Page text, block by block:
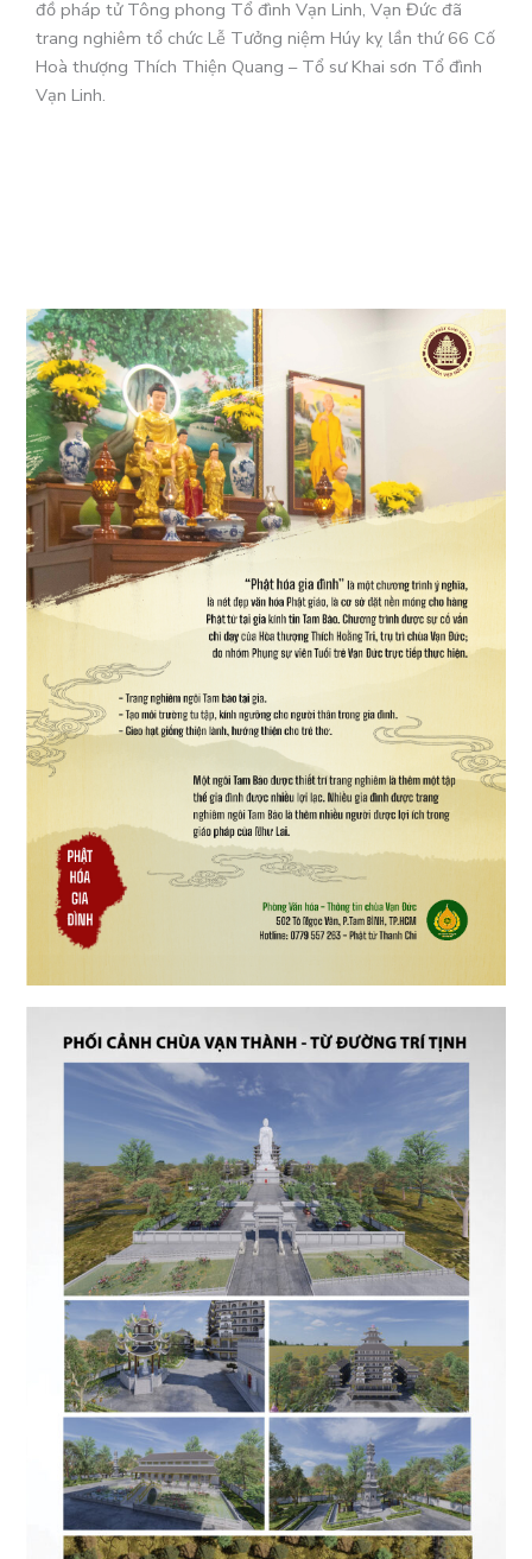
đồ pháp tử Tông phong Tổ đình Vạn Linh, Vạn Đức đã
trang nghiêm tổ chức Lễ Tưởng niệm Húy kỵ lần thứ 66 Cố
Hoà thượng Thích Thiện Quang – Tổ sư Khai sơn Tổ đình
Vạn Linh.